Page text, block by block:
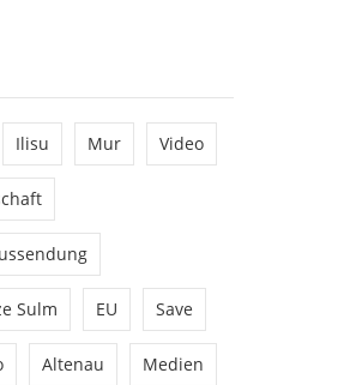
Ilisu Mur Video
Sulm EU Save
Altenau Medien